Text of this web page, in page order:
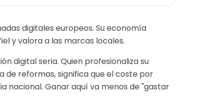
digitales europeos. Su economía
y valora a las marcas locales.
digital seria. Quien profesionaliza su
de reformas, significa que el coste por
nacional. Ganar aquí va menos de "gastar